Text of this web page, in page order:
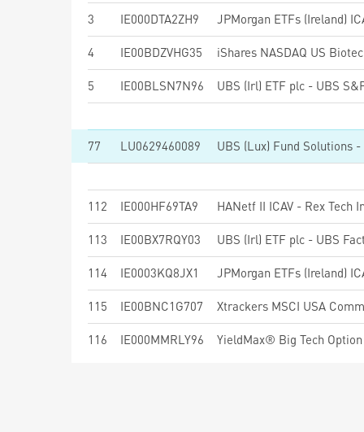
3 IE000DTA2ZH9
4 IE00BDZVHG35 iShares NASDAQ US
5 IE00BLSN7N96
77 LU0629460089
112 IE000HF69TA9
113 IE00BX7RQY03
114 IE0003KQ8JX1
115 IE00BNC1G707
116 IE000MMRLY96 YieldMax® Big Tech